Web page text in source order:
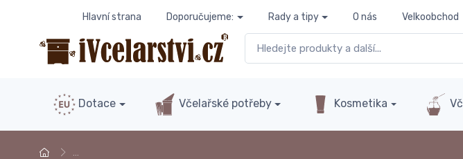
Hlavní strana Doporučujeme: Rady a tipy O nás Velkoobchod
Dotace Včelařské potřeby Kosmetika
…